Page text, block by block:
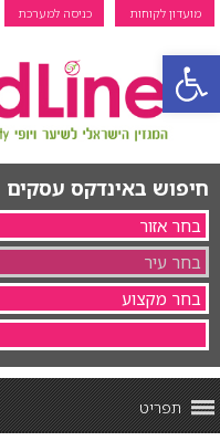
פתח סרגל נגישות
מועדון לקוחות כניסה למערכת
חיפוש באינדקס עסקים
תפריט